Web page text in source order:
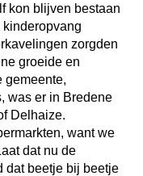
kon blijven bestaan
zorgden
groeide en
gemeente,
was er in Bredene
Delhaize.
want we
dat nu de
dat beetje bij beetje